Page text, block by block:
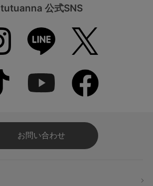
tutuanna 公式SNS
お問い合わせ